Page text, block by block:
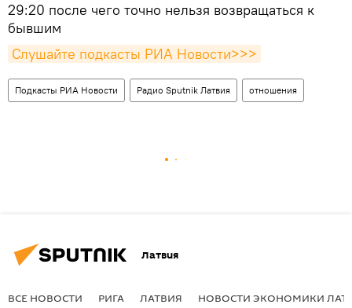
29:20 после чего точно нельзя возвращаться к
бывшим
Слушайте подкасты РИА Новости>>>
Подкасты РИА Новости Радио Sputnik Латвия отношения
Латвия
ВСЕ НОВОСТИ РИГА ЛАТВИЯ НОВОСТИ ЭКОНОМИКИ